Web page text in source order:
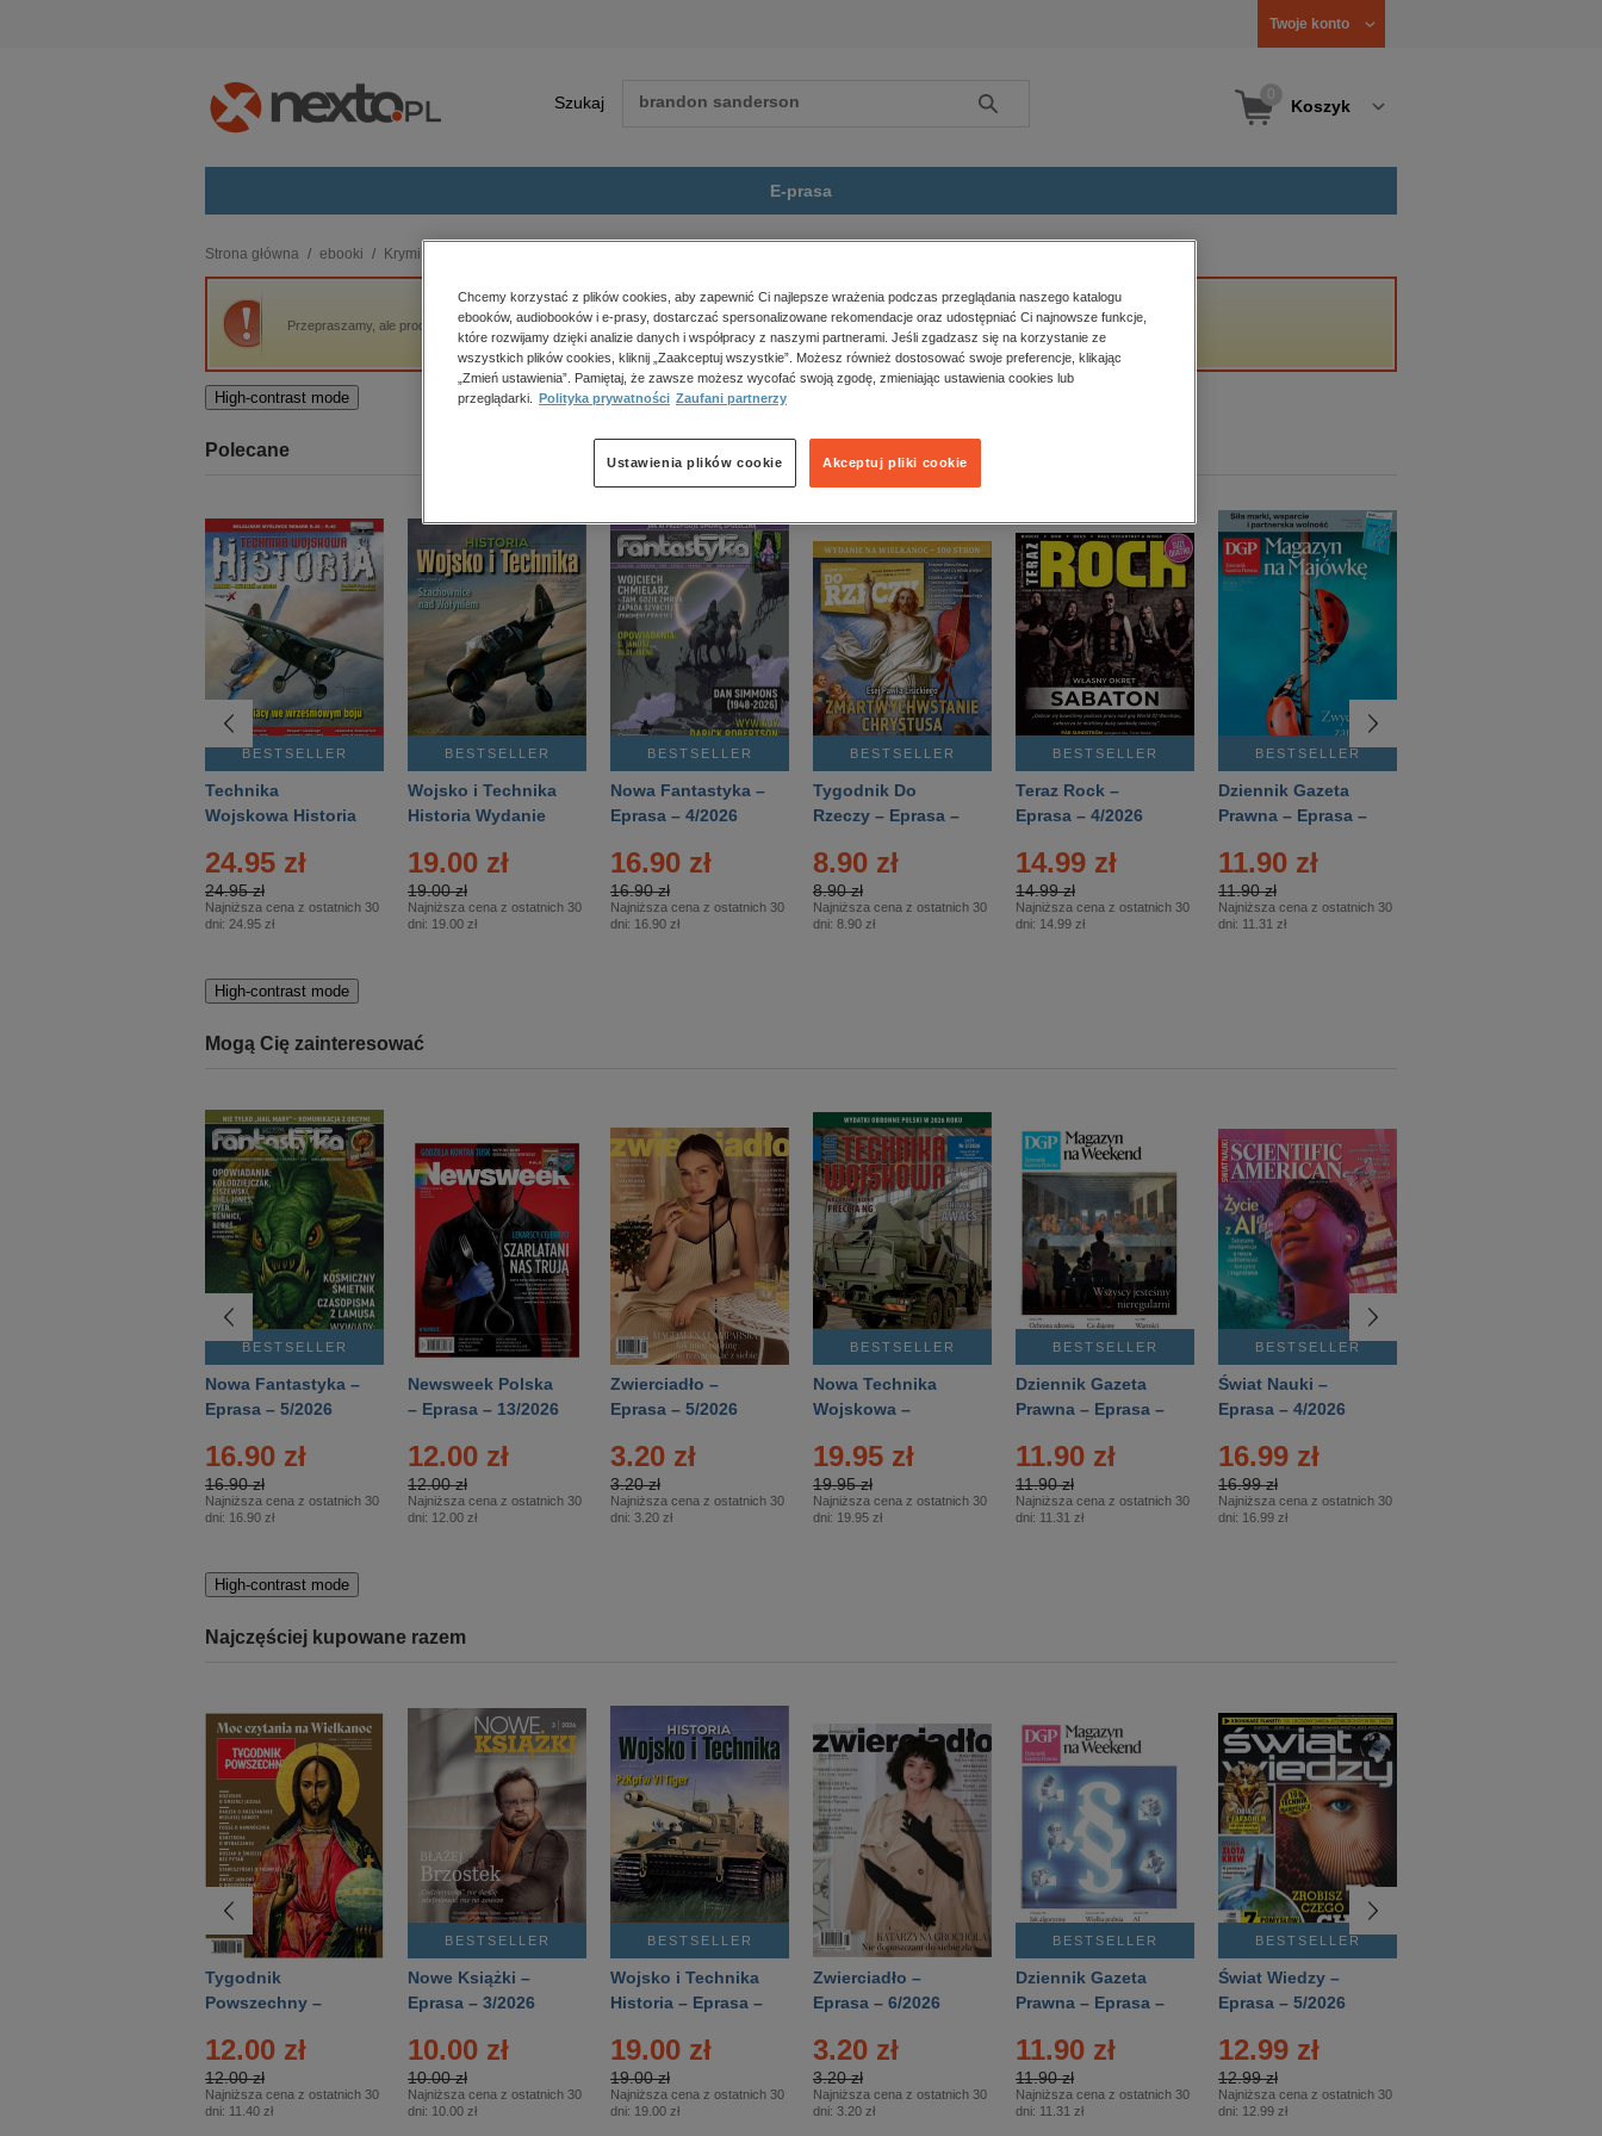
Twoje konto
Szukaj Szukaj Koszyk
E-prasa
budownictwo, aranżacja wnętrz
biznesowe, branżowe, gospodarka
darmowe wydania
edukacja
kobiece, lifestyle, kultura
polityka, społeczno-informacyjne
psychologiczne
inne
popularno-naukowe
historia
zdrowie
religie
Strona główna ebooki Kryminał, sensacja, thriller
Przepraszamy, ale produkt „Bez pożegnania” nie jest dostępny.
High-contrast mode
Polecane
BESTSELLER
Technika
Wojskowa Historia
24.95 zł
24.95 zł
Najniższa cena z ostatnich 30
dni: 24.95 zł
BESTSELLER
Wojsko i Technika
Historia Wydanie
– 2/2026
19.00 zł
19.00 zł
Najniższa cena z ostatnich 30
dni: 19.00 zł
BESTSELLER
Nowa Fantastyka –
Eprasa – 4/2026
16.90 zł
16.90 zł
Najniższa cena z ostatnich 30
dni: 16.90 zł
BESTSELLER
Tygodnik Do
Rzeczy – Eprasa –
8.90 zł
8.90 zł
Najniższa cena z ostatnich 30
dni: 8.90 zł
BESTSELLER
Teraz Rock –
Eprasa – 4/2026
14.99 zł
14.99 zł
Najniższa cena z ostatnich 30
dni: 14.99 zł
BESTSELLER
Dziennik Gazeta
Prawna – Eprasa –
11.90 zł
11.90 zł
Najniższa cena z ostatnich 30
dni: 11.31 zł
High-contrast mode
Mogą Cię zainteresować
BESTSELLER
Nowa Fantastyka –
Eprasa – 5/2026
16.90 zł
16.90 zł
Najniższa cena z ostatnich 30
dni: 16.90 zł
Newsweek Polska
– Eprasa – 13/2026
12.00 zł
12.00 zł
Najniższa cena z ostatnich 30
dni: 12.00 zł
Zwierciadło –
Eprasa – 5/2026
3.20 zł
3.20 zł
Najniższa cena z ostatnich 30
dni: 3.20 zł
BESTSELLER
Nowa Technika
Wojskowa –
19.95 zł
19.95 zł
Najniższa cena z ostatnich 30
dni: 19.95 zł
BESTSELLER
Dziennik Gazeta
Prawna – Eprasa –
11.90 zł
11.90 zł
Najniższa cena z ostatnich 30
dni: 11.31 zł
BESTSELLER
Świat Nauki –
Eprasa – 4/2026
16.99 zł
16.99 zł
Najniższa cena z ostatnich 30
dni: 16.99 zł
High-contrast mode
Najczęściej kupowane razem
Tygodnik
Powszechny –
12.00 zł
12.00 zł
Najniższa cena z ostatnich 30
dni: 11.40 zł
BESTSELLER
Nowe Książki –
Eprasa – 3/2026
10.00 zł
10.00 zł
Najniższa cena z ostatnich 30
dni: 10.00 zł
BESTSELLER
Wojsko i Technika
Historia – Eprasa –
19.00 zł
19.00 zł
Najniższa cena z ostatnich 30
dni: 19.00 zł
Zwierciadło –
Eprasa – 6/2026
3.20 zł
3.20 zł
Najniższa cena z ostatnich 30
dni: 3.20 zł
BESTSELLER
Dziennik Gazeta
Prawna – Eprasa –
11.90 zł
11.90 zł
Najniższa cena z ostatnich 30
dni: 11.31 zł
BESTSELLER
Świat Wiedzy –
Eprasa – 5/2026
12.99 zł
12.99 zł
Najniższa cena z ostatnich 30
dni: 12.99 zł
Chcemy korzystać z plików cookies, aby zapewnić Ci najlepsze wrażenia podczas przeglądania naszego katalogu
ebooków, audiobooków i e-prasy, dostarczać spersonalizowane rekomendacje oraz udostępniać Ci najnowsze funkcje,
które rozwijamy dzięki analizie danych i współpracy z naszymi partnerami. Jeśli zgadzasz się na korzystanie ze
wszystkich plików cookies, kliknij „Zaakceptuj wszystkie”. Możesz również dostosować swoje preferencje, klikając
„Zmień ustawienia”. Pamiętaj, że zawsze możesz wycofać swoją zgodę, zmieniając ustawienia cookies lub
przeglądarki.
Polityka prywatności Zaufani partnerzy
Akceptuj pliki cookie
Ustawienia plików cookie